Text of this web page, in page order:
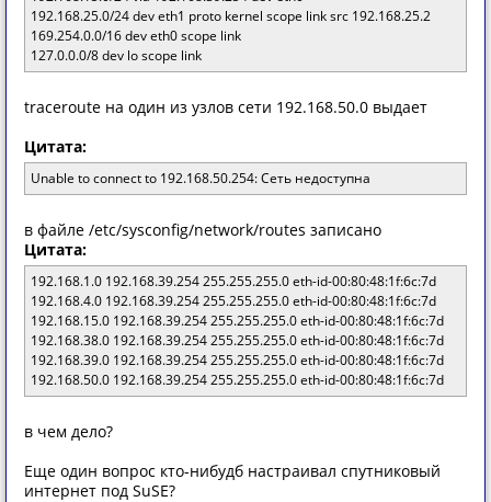
192.168.25.0/24 dev eth1 proto kernel scope link src 192.168.25.2
169.254.0.0/16 dev eth0 scope link
127.0.0.0/8 dev lo scope link
traceroute на один из узлов сети 192.168.50.0 выдает
Цитата:
Unable to connect to 192.168.50.254: Сеть недоступна
в файле /etc/sysconfig/network/routes записано
Цитата:
192.168.1.0 192.168.39.254 255.255.255.0 eth-id-00:80:48:1f:6c:7d
192.168.4.0 192.168.39.254 255.255.255.0 eth-id-00:80:48:1f:6c:7d
192.168.15.0 192.168.39.254 255.255.255.0 eth-id-00:80:48:1f:6c:7d
192.168.38.0 192.168.39.254 255.255.255.0 eth-id-00:80:48:1f:6c:7d
192.168.39.0 192.168.39.254 255.255.255.0 eth-id-00:80:48:1f:6c:7d
192.168.50.0 192.168.39.254 255.255.255.0 eth-id-00:80:48:1f:6c:7d
в чем дело?
Еще один вопрос кто-нибудб настраивал спутниковый
интернет под SuSE?